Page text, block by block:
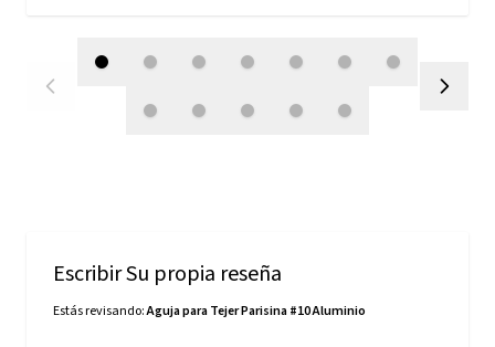
Escribir Su propia reseña
Estás revisando:Aguja para Tejer Parisina #10 Aluminio